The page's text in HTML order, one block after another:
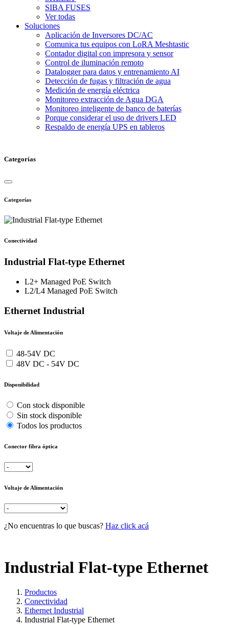
SIBA FUSES
Ver todas
Soluciones
Aplicación de Inversores DC/AC
Comunica tus equipos con LoRA Meshtastic
Contador digital con impresora y sensor
Control de iluminación remoto
Datalogger para datos y entrenamiento AI
Detección de fugas y filtración de agua
Medición de energía eléctrica
Monitoreo extracción de Agua DGA
Monitoreo inteligente de banco de baterías
Porque considerar el uso de drivers LED
Respaldo de energía UPS en tableros
Categorías
Categorías
Conectividad
Industrial Flat-type Ethernet
L2+ Managed PoE Switch
L2/L4 Managed PoE Switch
Ethernet Industrial
Voltaje de Alimentación
48-54V DC
48V DC - 54V DC
Disponibilidad
Con stock disponible
Sin stock disponible
Todos los productos
Conector fibra óptica
Voltaje de Alimentación
¿No encuentras lo que buscas? Haz click acá
Industrial Flat-type Ethernet
Productos
Conectividad
Ethernet Industrial
Industrial Flat-type Ethernet